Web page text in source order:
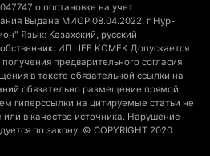
из окна четвертого этажа
191
вернулся в дикую
области
262
о постановке на учет
Выдана МИОР 08.04.2022, г Нур-
Язык: Казахский, русский
ИП LIFE KOMEK Допускается
предварительного согласия
в тексте обязательной ссылки на
обязательно размещение прямой,
гиперссылки на цитируемые статьи не
или в качестве источника. Нарушение
по закону. © COPYRIGHT 2020